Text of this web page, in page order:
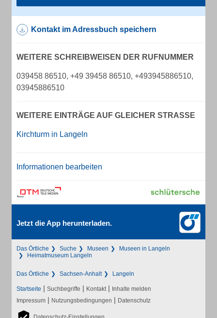
Kontakt im Adressbuch speichern
WEITERE SCHREIBWEISEN DER RUFNUMMER
039458 86510, +49 39458 86510, +493945886510,
03945886510
WEITERE EINTRÄGE AUF GLEICHER STRASSE
Kirchturm in Langeln
Informationen bearbeiten
Jetzt die App herunterladen.
Das Örtliche Suche Museen
Museen in Langeln
Heimatmuseum Langeln
Das Örtliche Sachsen-Anhalt Langeln
Startseite | Suchbegriffe | Kontakt | Inhalte melden
Impressum | Nutzungsbedingungen | Datenschutz